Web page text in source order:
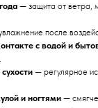
— защита от ветра,
после
с водой и
— регулярное
и ногтями —